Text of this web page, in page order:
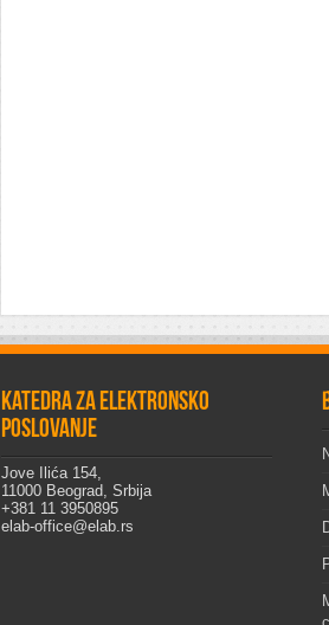
Katedra za elektronsko
poslovanje
Jove Ilića 154,
11000 Beograd, Srbija
+381 11 3950895
elab-office@elab.rs